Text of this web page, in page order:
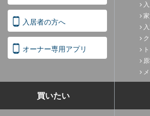
入居者の方へ
オーナー専用アプリ
買いたい